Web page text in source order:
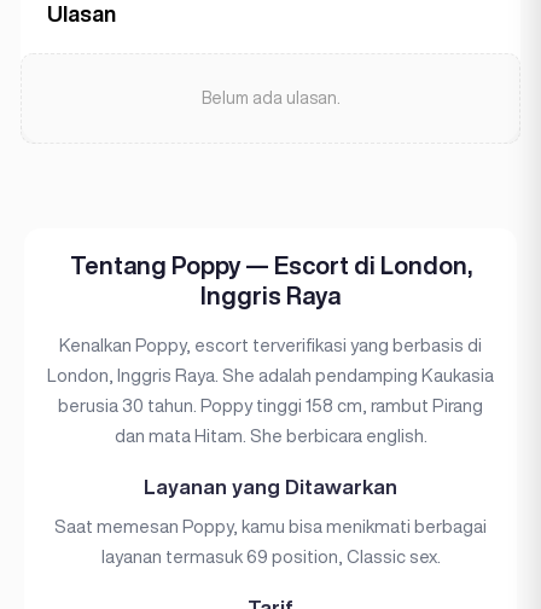
Ulasan
Belum ada ulasan.
Tentang Poppy — Escort di London,
Inggris Raya
Kenalkan Poppy, escort terverifikasi yang berbasis di
London, Inggris Raya. She adalah pendamping Kaukasia
berusia 30 tahun. Poppy tinggi 158 cm, rambut Pirang
dan mata Hitam. She berbicara english.
Layanan yang Ditawarkan
Saat memesan Poppy, kamu bisa menikmati berbagai
layanan termasuk 69 position, Classic sex.